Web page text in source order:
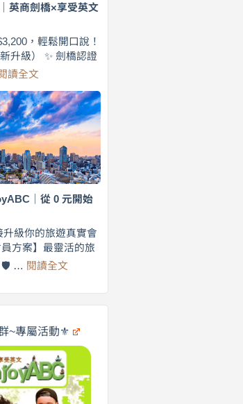
商
橋
×
EnjoyABC
遊
口
說
營
｜
月
付
$3,200，
更
自
在
✨
英商劍橋×享受英文
，輕鬆開口說！
升級） ✨ 劍橋認證
讀全文
外
師
帶
練
英
語
｜
英
劍
橋
×
享
英
旅
遊
口
說
營
｜從 0 元開始
升級你的旅遊真實會
方案】最靈活的旅
🛡️ … 閱讀全文
商
劍
×
EnjoyABC
0
元
~專屬活動⚜️